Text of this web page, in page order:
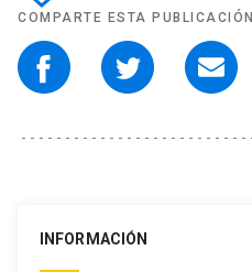
COMPARTE ESTA PUBLICACIÓN
INFORMACIÓN